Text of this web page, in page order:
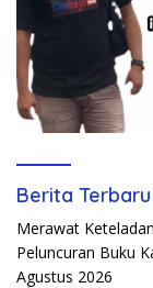
Berita Terbaru
Merawat
Peluncuran Buku
Agustus 2026